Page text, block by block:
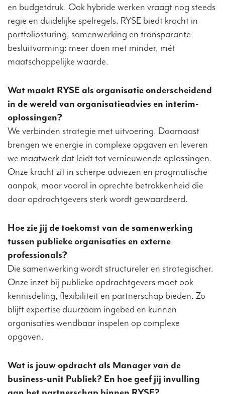
en budgetdruk. Ook hybride werken vraagt nog steeds
regie en duidelijke spelregels. RYSE biedt kracht in
portfoliosturing, samenwerking en transparante
besluitvorming: meer doen met minder, mét
maatschappelijke waarde.
Wat maakt RYSE als organisatie onderscheidend
in de wereld van organisatieadvies en interim-
oplossingen?
We verbinden strategie met uitvoering. Daarnaast
brengen we energie in complexe opgaven en leveren
we maatwerk dat leidt tot vernieuwende oplossingen.
Onze kracht zit in scherpe adviezen en pragmatische
aanpak, maar vooral in oprechte betrokkenheid die
door opdrachtgevers sterk wordt gewaardeerd.
Hoe zie jij de toekomst van de samenwerking
tussen publieke organisaties en externe
professionals?
Die samenwerking wordt structureler en strategischer.
Onze inzet bij publieke opdrachtgevers moet ook
kennisdeling, flexibiliteit en partnerschap bieden. Zo
blijft expertise duurzaam ingebed en kunnen
organisaties wendbaar inspelen op complexe
opgaven.
Wat is jouw opdracht als Manager van de
business-unit Publiek? En hoe geef jij invulling